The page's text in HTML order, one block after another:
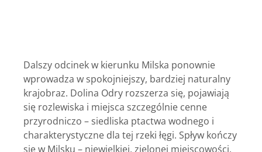
Dalszy odcinek w kierunku Milska ponownie
wprowadza w spokojniejszy, bardziej naturalny
krajobraz. Dolina Odry rozszerza się, pojawiają
się rozlewiska i miejsca szczególnie cenne
przyrodniczo – siedliska ptactwa wodnego i
charakterystyczne dla tej rzeki łęgi. Spływ kończy
się w Milsku – niewielkiej, zielonej miejscowości,